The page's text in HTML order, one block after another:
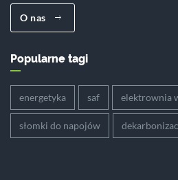
O nas
Popularne tagi
energetyka saf elektrownia
słomki do napojów